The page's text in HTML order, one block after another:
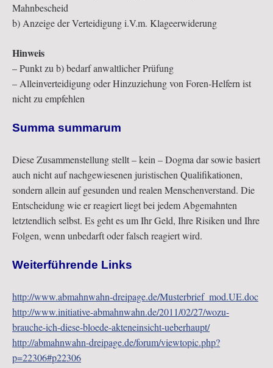
Mahnbescheid
b) Anzeige der Verteidigung i.V.m. Klageerwiderung
Hinweis
– Punkt zu b) bedarf anwaltlicher Prüfung
– Alleinverteidigung oder Hinzuziehung von Foren-Helfern ist
nicht zu empfehlen
Summa summarum
Diese Zusammenstellung stellt – kein – Dogma dar sowie basiert
auch nicht auf nachgewiesenen juristischen Qualifikationen,
sondern allein auf gesunden und realen Menschenverstand. Die
Entscheidung wie er reagiert liegt bei jedem Abgemahnten
letztendlich selbst. Es geht es um Ihr Geld, Ihre Risiken und Ihre
Folgen, wenn unbedarft oder falsch reagiert wird.
Weiterführende Links
http://www.abmahnwahn-dreipage.de/Musterbrief_mod.UE.doc
http://www.initiative-abmahnwahn.de/2011/02/27/wozu-
brauche-ich-diese-bloede-akteneinsicht-ueberhaupt/
http://abmahnwahn-dreipage.de/forum/viewtopic.php?
p=22306#p22306
25.08.2018